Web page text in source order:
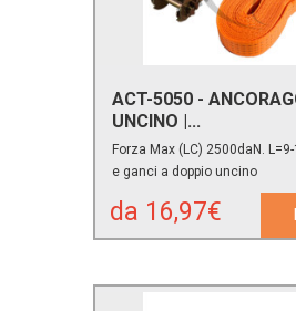
ACT-5050 -
UNCINO |...
Forza Max (LC) 2500daN.
e ganci a doppio uncino
da 16,97€